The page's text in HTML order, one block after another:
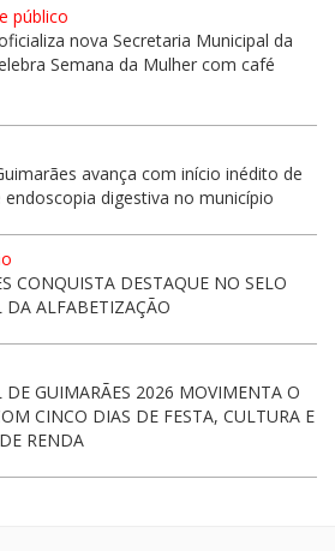
público
nova Secretaria Municipal da
Semana da Mulher com café
avança com início inédito de
endoscopia digestiva no município
CONQUISTA DESTAQUE NO SELO
DA ALFABETIZAÇÃO
DE GUIMARÃES 2026 MOVIMENTA O
CINCO DIAS DE FESTA, CULTURA E
RENDA